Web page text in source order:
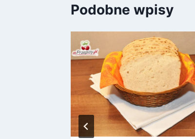
Podobne wpisy